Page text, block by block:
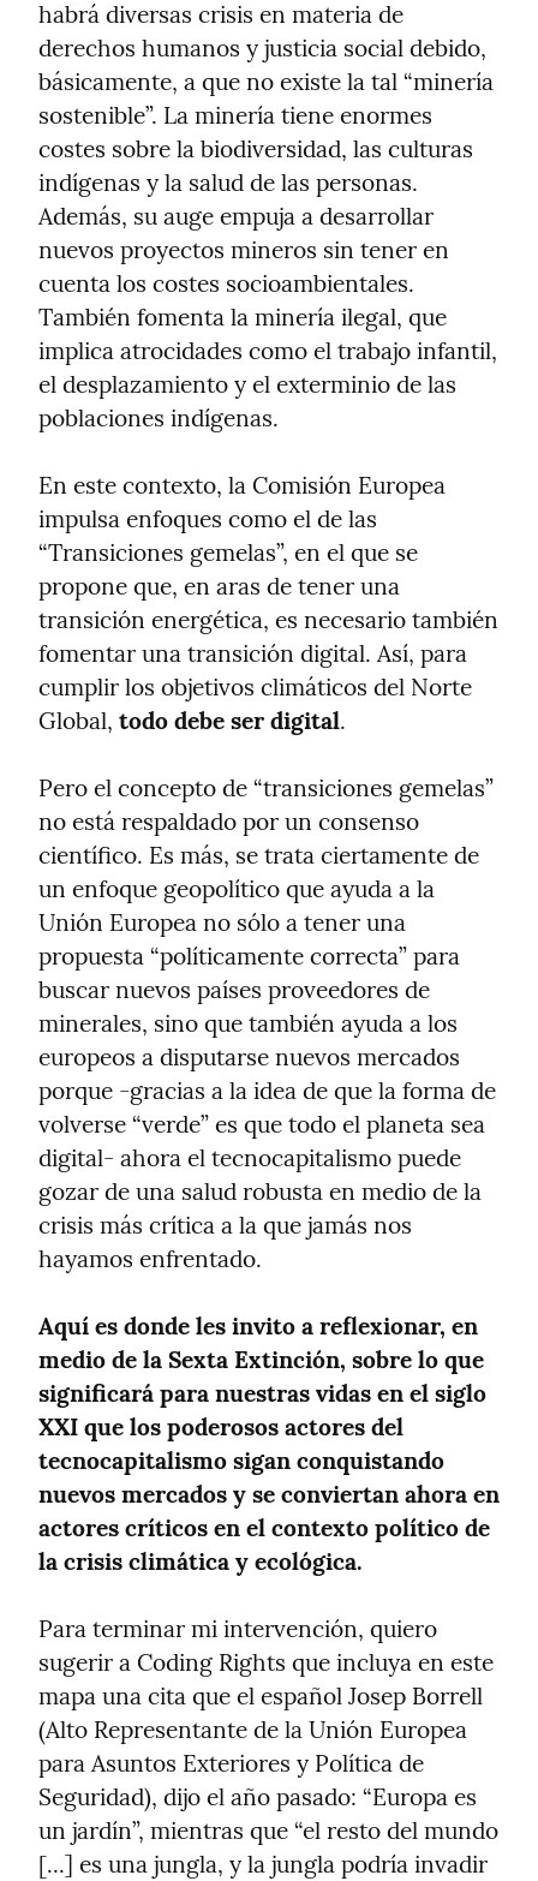
habrá diversas crisis en materia de
derechos humanos y justicia social debido,
básicamente, a que no existe la tal “minería
sostenible”. La minería tiene enormes
costes sobre la biodiversidad, las culturas
indígenas y la salud de las personas.
Además, su auge empuja a desarrollar
nuevos proyectos mineros sin tener en
cuenta los costes socioambientales.
También fomenta la minería ilegal, que
implica atrocidades como el trabajo infantil,
el desplazamiento y el exterminio de las
poblaciones indígenas.
En este contexto, la Comisión Europea
impulsa enfoques como el de las
“Transiciones gemelas”, en el que se
propone que, en aras de tener una
transición energética, es necesario también
fomentar una transición digital. Así, para
cumplir los objetivos climáticos del Norte
Global, todo debe ser digital.
Pero el concepto de “transiciones gemelas”
no está respaldado por un consenso
científico. Es más, se trata ciertamente de
un enfoque geopolítico que ayuda a la
Unión Europea no sólo a tener una
propuesta “políticamente correcta” para
buscar nuevos países proveedores de
minerales, sino que también ayuda a los
europeos a disputarse nuevos mercados
porque -gracias a la idea de que la forma de
volverse “verde” es que todo el planeta sea
digital- ahora el tecnocapitalismo puede
gozar de una salud robusta en medio de la
crisis más crítica a la que jamás nos
hayamos enfrentado.
Aquí es donde les invito a reflexionar, en
medio de la Sexta Extinción, sobre lo que
significará para nuestras vidas en el siglo
XXI que los poderosos actores del
tecnocapitalismo sigan conquistando
nuevos mercados y se conviertan ahora en
actores críticos en el contexto político de
la crisis climática y ecológica.
Para terminar mi intervención, quiero
sugerir a Coding Rights que incluya en este
mapa una cita que el español Josep Borrell
(Alto Representante de la Unión Europea
para Asuntos Exteriores y Política de
Seguridad), dijo el año pasado: “Europa es
un jardín”, mientras que “el resto del mundo
[...] es una jungla, y la jungla podría invadir